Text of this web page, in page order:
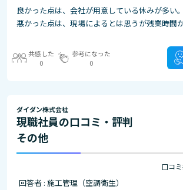
良かった点は、会社が用意している休みが多い。
悪かった点は、現場によるとは思うが残業時間が
共感した
0
参考になった
0
ダイダン株式会社
現職社員の口コミ・評判
その他
口コ
回答者 : 施工管理（空調衛生）